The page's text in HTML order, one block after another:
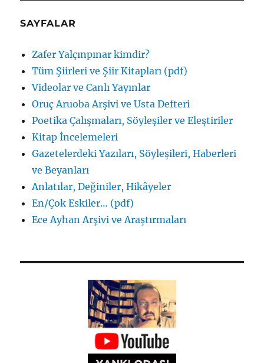
SAYFALAR
Zafer Yalçınpınar kimdir?
Tüm Şiirleri ve Şiir Kitapları (pdf)
Videolar ve Canlı Yayınlar
Oruç Aruoba Arşivi ve Usta Defteri
Poetika Çalışmaları, Söyleşiler ve Eleştiriler
Kitap İncelemeleri
Gazetelerdeki Yazıları, Söyleşileri, Haberleri
ve Beyanları
Anlatılar, Değiniler, Hikâyeler
En/Çok Eskiler… (pdf)
Ece Ayhan Arşivi ve Araştırmaları